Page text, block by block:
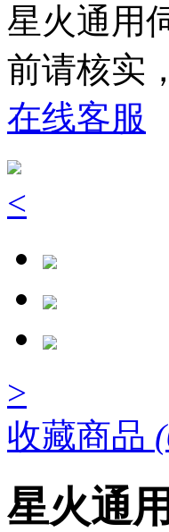
星火通用
前请核实
在线客服
<
>
收藏商品
星火通